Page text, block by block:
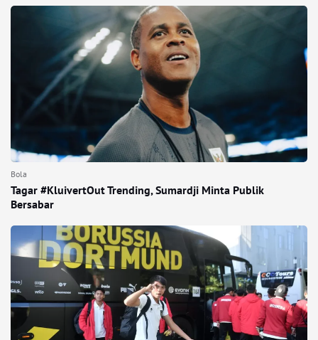
Bola
Tagar #KluivertOut Trending, Sumardji Minta Publik
Bersabar